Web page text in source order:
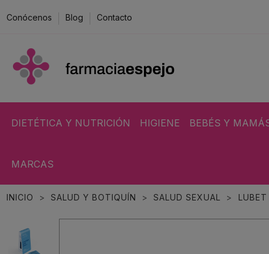
Conócenos Blog Contacto
DIETÉTICA Y NUTRICIÓN HIGIENE BEBÉS Y
MARCAS
INICIO SALUD Y BOTIQUÍN SALUD SEXUAL